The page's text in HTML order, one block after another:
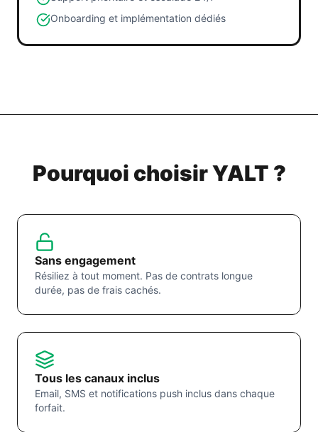
Onboarding et implémentation dédiés
Pourquoi choisir YALT ?
Sans engagement
Résiliez à tout moment. Pas de contrats longue
durée, pas de frais cachés.
Tous les canaux inclus
Email, SMS et notifications push inclus dans chaque
forfait.